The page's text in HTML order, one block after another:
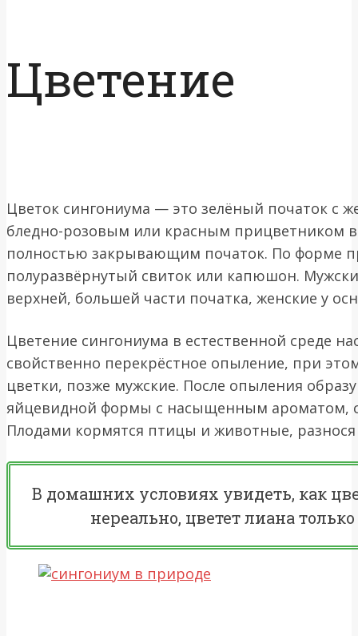
Цветение
Цветок сингониума — это зелёный початок с
бледно-розовым или красным прицветником
полностью закрывающим початок. По форме
полуразвёрнутый свиток или капюшон.
верхней, большей части початка, женские у
Цветение сингониума в естественной среде
свойственно перекрёстное опыление, при
цветки, позже мужские. После опыления
яйцевидной формы с насыщенным ароматом,
Плодами кормятся птицы и животные,
В домашних условиях увидеть, как
нереально, цветет лиана